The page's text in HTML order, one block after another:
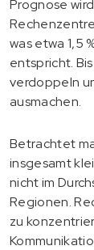
Prognose
was etwa 1,5
entspricht.
verdoppeln
ausmachen.
Betrachtet
insgesamt
nicht im
Regionen.
zu